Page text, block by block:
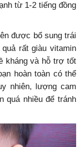
từ 1-2 tiếng đồng
được bổ sung trái
rất giàu vitamin
kháng và hỗ trợ tốt
hoàn toàn có thể
nhiên, lượng cam
quá nhiều để tránh